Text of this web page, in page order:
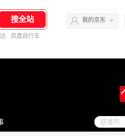
凤凰自行车
我的京东